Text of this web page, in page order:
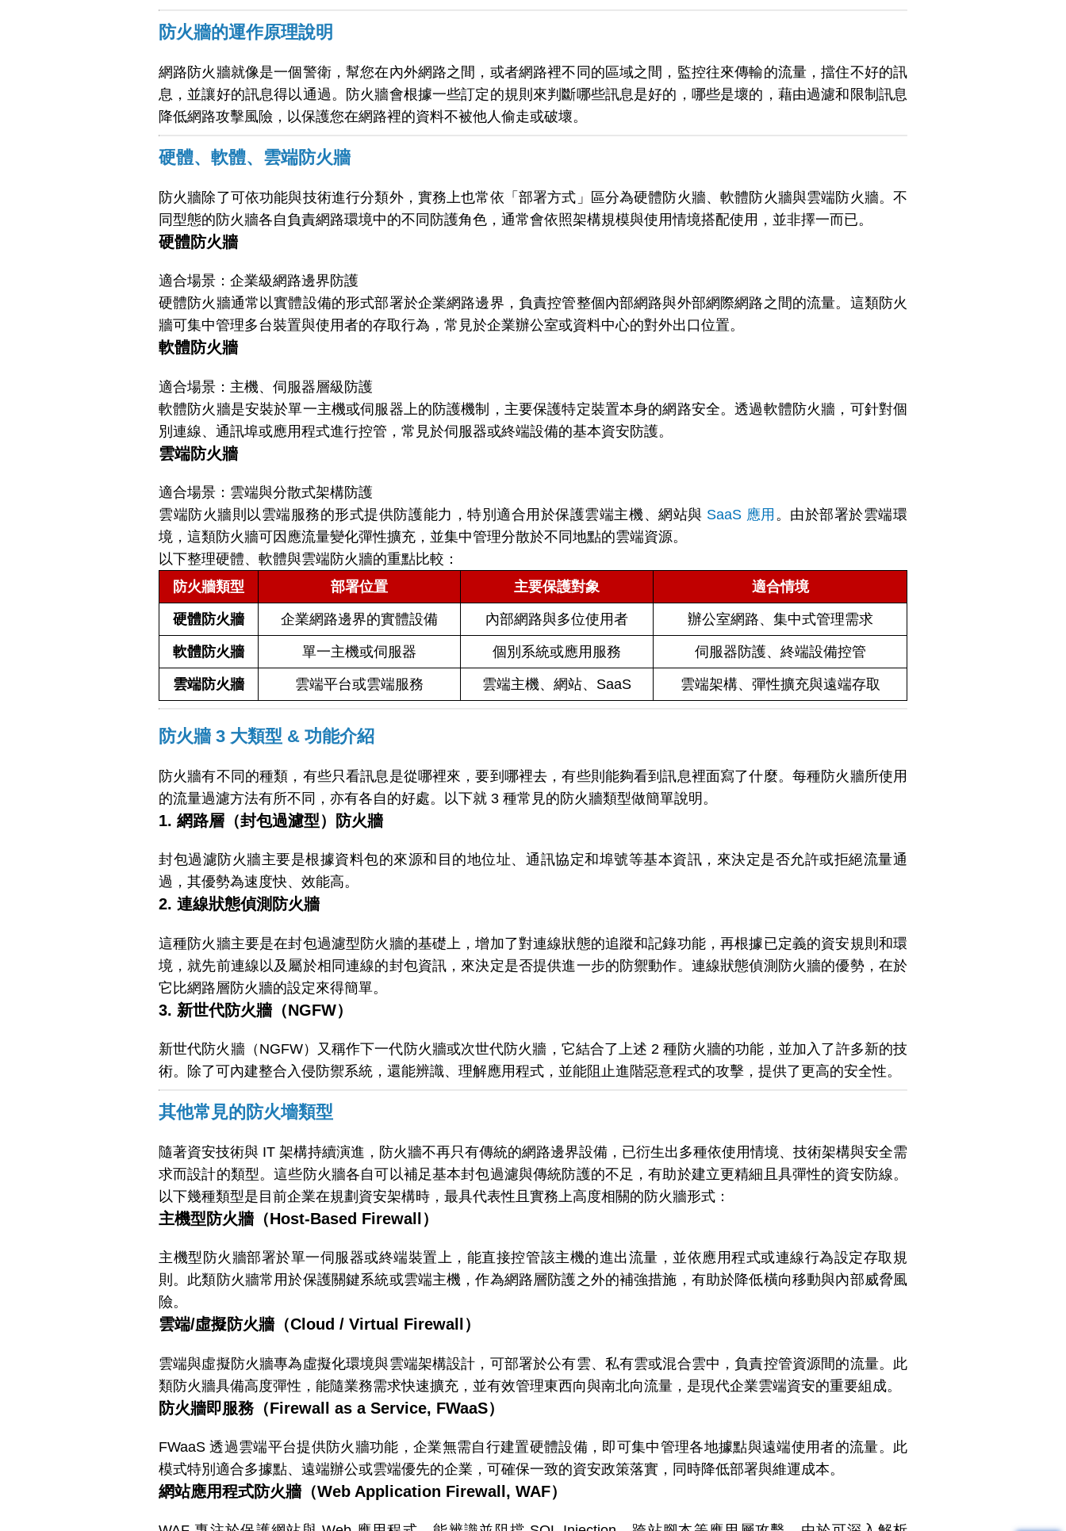
防火牆的運作原理說明
網路防火牆就像是一個警衛，幫您在內外網路之間，或者網路裡不同的區域之間，監控往來傳輸的流量，擋住不好的訊
息，並讓好的訊息得以通過。防火牆會根據一些訂定的規則來判斷哪些訊息是好的，哪些是壞的，藉由過濾和限制訊息
降低網路攻擊風險，以保護您在網路裡的資料不被他人偷走或破壞。
硬體、軟體、雲端防火牆
防火牆除了可依功能與技術進行分類外，實務上也常依「部署方式」區分為硬體防火牆、軟體防火牆與雲端防火牆。不
同型態的防火牆各自負責網路環境中的不同防護角色，通常會依照架構規模與使用情境搭配使用，並非擇一而已。
硬體防火牆
適合場景：企業級網路邊界防護
硬體防火牆通常以實體設備的形式部署於企業網路邊界，負責控管整個內部網路與外部網際網路之間的流量。這類防火
牆可集中管理多台裝置與使用者的存取行為，常見於企業辦公室或資料中心的對外出口位置。
軟體防火牆
適合場景：主機、伺服器層級防護
軟體防火牆是安裝於單一主機或伺服器上的防護機制，主要保護特定裝置本身的網路安全。透過軟體防火牆，可針對個
別連線、通訊埠或應用程式進行控管，常見於伺服器或終端設備的基本資安防護。
雲端防火牆
適合場景：雲端與分散式架構防護
雲端防火牆則以雲端服務的形式提供防護能力，特別適合用於保護雲端主機、網站與 SaaS 應用 。由於部署於雲端環
境，這類防火牆可因應流量變化彈性擴充，並集中管理分散於不同地點的雲端資源。
以下整理硬體、軟體與雲端防火牆的重點比較：
防火牆類型
部署位置 主要保護對象 適合情境
硬體防火牆 企業網路邊界的實體設備 內部網路與多位使用者 辦公室網路、集中式管理需求
軟體防火牆 單一主機或伺服器 個別系統或應用服務 伺服器防護、終端設備控管
雲端防火牆 雲端平台或雲端服務 雲端主機、網站、SaaS 雲端架構、彈性擴充與遠端存取
防火牆 3 大類型 & 功能介紹
防火牆有不同的種類，有些只看訊息是從哪裡來，要到哪裡去，有些則能夠看到訊息裡面寫了什麼。每種防火牆所使用
的流量過濾方法有所不同，亦有各自的好處。以下就 3 種常見的防火牆類型做簡單說明。
1. 網路層（封包過濾型）防火牆
封包過濾防火牆主要是根據資料包的來源和目的地位址、通訊協定和埠號等基本資訊，來決定是否允許或拒絕流量通
過，其優勢為速度快、效能高。
2. 連線狀態偵測防火牆
這種防火牆主要是在封包過濾型防火牆的基礎上，增加了對連線狀態的追蹤和記錄功能，再根據已定義的資安規則和環
境，就先前連線以及屬於相同連線的封包資訊，來決定是否提供進一步的防禦動作。連線狀態偵測防火牆的優勢，在於
它比網路層防火牆的設定來得簡單。
3. 新世代防火牆（NGFW）
新世代防火牆（NGFW）又稱作下一代防火牆或次世代防火牆，它結合了上述 2 種防火牆的功能，並加入了許多新的技
術。除了可內建整合入侵防禦系統，還能辨識、理解應用程式，並能阻止進階惡意程式的攻擊，提供了更高的安全性。
其他常見的防火墻類型
隨著資安技術與 IT 架構持續演進，防火牆不再只有傳統的網路邊界設備，已衍生出多種依使用情境、技術架構與安全需
求而設計的類型。這些防火牆各自可以補足基本封包過濾與傳統防護的不足，有助於建立更精細且具彈性的資安防線。
以下幾種類型是目前企業在規劃資安架構時，最具代表性且實務上高度相關的防火牆形式：
主機型防火牆（Host-Based Firewall）
主機型防火牆部署於單一伺服器或終端裝置上，能直接控管該主機的進出流量，並依應用程式或連線行為設定存取規
則。此類防火牆常用於保護關鍵系統或雲端主機，作為網路層防護之外的補強措施，有助於降低橫向移動與內部威脅風
險。
雲端/虛擬防火牆（Cloud / Virtual Firewall）
雲端與虛擬防火牆專為虛擬化環境與雲端架構設計，可部署於公有雲、私有雲或混合雲中，負責控管資源間的流量。此
類防火牆具備高度彈性，能隨業務需求快速擴充，並有效管理東西向與南北向流量，是現代企業雲端資安的重要組成。
防火牆即服務（Firewall as a Service, FWaaS）
FWaaS 透過雲端平台提供防火牆功能，企業無需自行建置硬體設備，即可集中管理各地據點與遠端使用者的流量。此
模式特別適合多據點、遠端辦公或雲端優先的企業，可確保一致的資安政策落實，同時降低部署與維運成本。
網站應用程式防火牆（Web Application Firewall, WAF）